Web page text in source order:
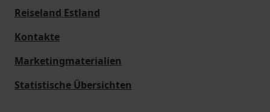
Reiseland Estland
Kontakte
Marketingmaterialien
Statistische Übersichten